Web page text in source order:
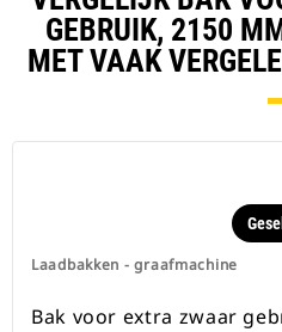
GEBRUIK, 2150
MET VAAK
Laadbakken - graafmachine
Bak voor extra zwaar